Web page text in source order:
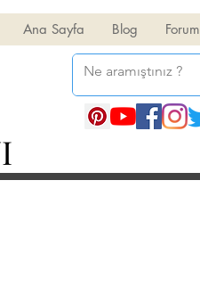
Ana Sayfa Blog Forum